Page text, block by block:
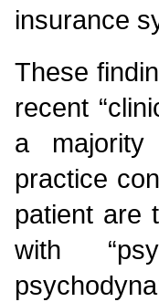
insurance
These
recent
a
practice
patient are
with